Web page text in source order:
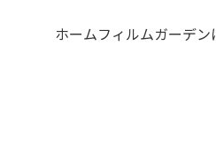
ホームフィルムガーデン